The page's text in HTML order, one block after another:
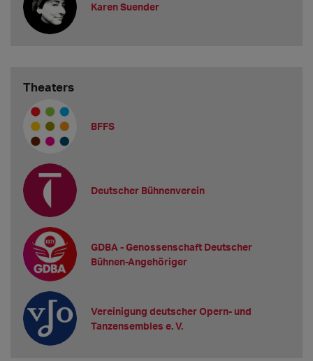
Karen Suender
Theaters
BFFS
Deutscher Bühnenverein
GDBA - Genossenschaft Deutscher
Bühnen-Angehöriger
Vereinigung deutscher Opern- und
Tanzensembles e. V.